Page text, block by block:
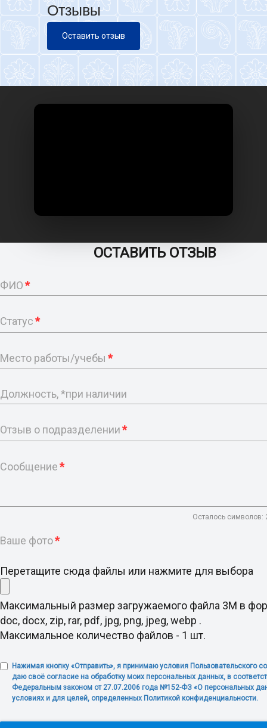
Отзывы
Оставить отзыв
ОСТАВИТЬ ОТЗЫВ
ФИО*
Статус*
Место работы/учебы *
Должность, *при наличии
Отзыв о подразделении*
Сообщение*
Осталось символов:
Ваше фото*
Перетащите сюда файлы или нажмите для выбора
Максимальный размер загружаемого файла 3M в
doc, docx, zip, rar, pdf, jpg, png, jpeg, webp .
Максимальное количество файлов - 1 шт.
Нажимая кнопку «Отправить», я принимаю условия Пользовательского
даю своё согласие на обработку моих персональных данных, в
Федеральным законом от 27.07.2006 года №152-ФЗ «О персональных
условиях и для целей, определенных Политикой конфиденциальности.